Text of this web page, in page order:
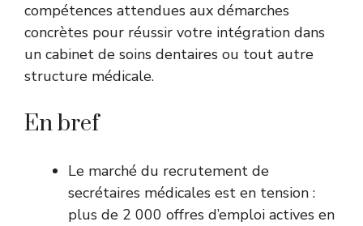
compétences attendues aux démarches
concrètes pour réussir votre intégration dans
un cabinet de soins dentaires ou tout autre
structure médicale.
En bref
Le marché du recrutement de
secrétaires médicales est en tension :
plus de 2 000 offres d’emploi actives en